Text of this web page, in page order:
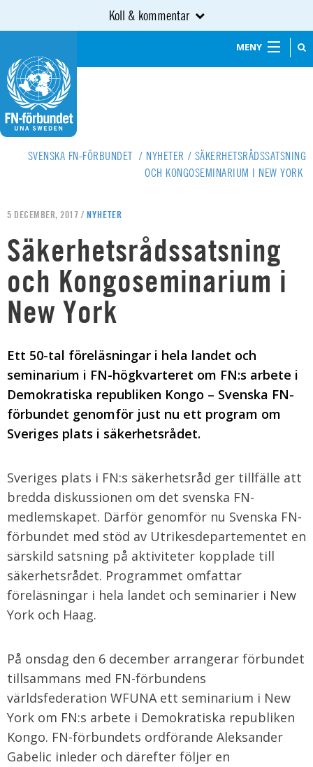
Koll & kommentar
MENY
SVENSKA FN-FÖRBUNDET / NYHETER / SÄKERHETSRÅDSSATSNING
OCH KONGOSEMINARIUM I NEW YORK
5 DECEMBER, 2017 / NYHETER
Säkerhetsrådssatsning
och Kongoseminarium i
New York
Ett 50-tal föreläsningar i hela landet och
seminarium i FN-högkvarteret om FN:s arbete i
Demokratiska republiken Kongo – Svenska FN-
förbundet genomför just nu ett program om
Sveriges plats i säkerhetsrådet.
Sveriges plats i FN:s säkerhetsråd ger tillfälle att
bredda diskussionen om det svenska FN-
medlemskapet. Därför genomför nu Svenska FN-
förbundet med stöd av Utrikesdepartementet en
särskild satsning på aktiviteter kopplade till
säkerhetsrådet. Programmet omfattar
föreläsningar i hela landet och seminarier i New
York och Haag.
På onsdag den 6 december arrangerar förbundet
tillsammans med FN-förbundens
världsfederation WFUNA ett seminarium i New
York om FN:s arbete i Demokratiska republiken
Kongo. FN-förbundets ordförande Aleksander
Gabelic inleder och därefter följer en